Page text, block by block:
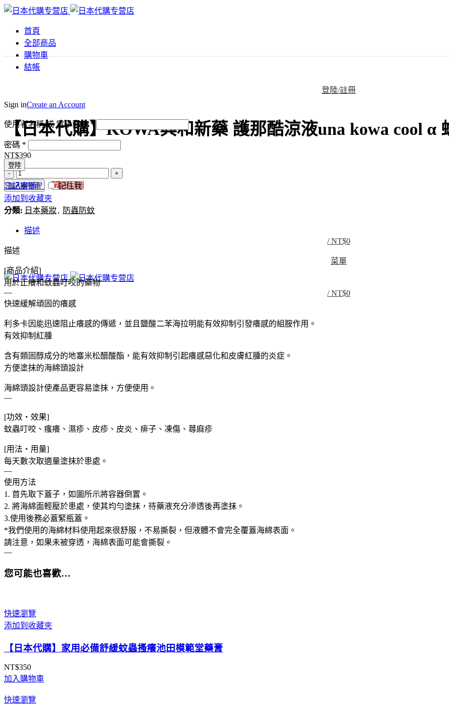
首頁
全部商品
購物車
結帳
登陸/註冊
Sign inCreate an Account
使用者名稱 或 電子郵件*
密碼 *
登陸
忘記密碼？ 記住我
/ NT$0
菜單
/ NT$0
Click to enlarge
【日本代購】KOWA興和新藥 護那酷涼液una kowa cool α
NT$390
【日
本
代
購】
興
新
藥
護
酷
液
una
cool
α
蟲
咬
止
消
炎
數
量
加入購物車
立即購買
添加到收藏夾
分類: 日本藥妝, 防蟲防蚊
描述
描述
[商品介紹]
用於止癢和蚊蟲叮咬的藥物
—
快速緩解頑固的癢感
利多卡因能迅速阻止癢感的傳遞，並且鹽酸二苯海拉明能有效抑制引發癢感的組胺作用。
有效抑制紅腫
含有類固醇成分的地塞米松醋酸酯，能有效抑制引起癢感惡化和皮膚紅腫的炎症。
方便塗抹的海綿頭設計
海綿頭設計使產品更容易塗抹，方便使用。
—
[功效・效果]
蚊蟲叮咬、瘙癢、濕疹、皮疹、皮炎、痱子、凍傷、蕁麻疹
[用法・用量]
每天數次取適量塗抹於患處。
—
使用方法
1. 首先取下蓋子，如圖所示將容器倒置。
2. 將海綿面輕壓於患處，使其均勻塗抹，待藥液充分滲透後再塗抹。
3.使用後務必蓋緊瓶蓋。
*我們使用的海綿材料使用起來很舒服，不易撕裂，但液體不會完全覆蓋海綿表面。
請注意，如果未被穿透，海綿表面可能會撕裂。
—
您可能也喜歡…
快速瀏覽
添加到收藏夾
【日本代購】家用必備舒緩蚊蟲搔癢池田模範堂藥膏
NT$350
加入購物車
快速瀏覽